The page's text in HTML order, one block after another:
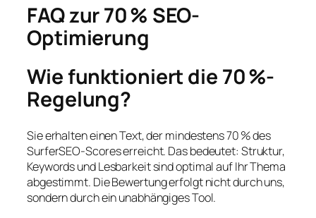
FAQ zur 70 % SEO-
Optimierung
Wie funktioniert die 70 %-
Regelung?
Sie erhalten einen Text, der mindestens 70 % des
SurferSEO-Scores erreicht. Das bedeutet: Struktur,
Keywords und Lesbarkeit sind optimal auf Ihr Thema
abgestimmt. Die Bewertung erfolgt nicht durch uns,
sondern durch ein unabhängiges Tool.